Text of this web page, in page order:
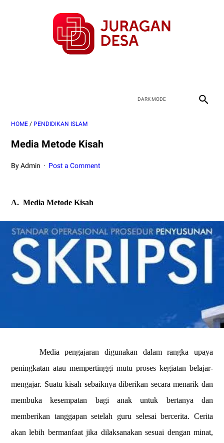
HOME / PENDIDIKAN ISLAM
Media Metode Kisah
By Admin Post a Comment
A. Media Metode Kisah
Media pengajaran digunakan dalam rangka upaya
peningkatan atau mempertinggi mutu proses kegiatan belajar-
mengajar. Suatu kisah sebaiknya diberikan secara menarik dan
membuka kesempatan bagi anak untuk bertanya dan
memberikan tanggapan setelah guru selesai bercerita. Cerita
akan lebih bermanfaat jika dilaksanakan sesuai dengan minat,